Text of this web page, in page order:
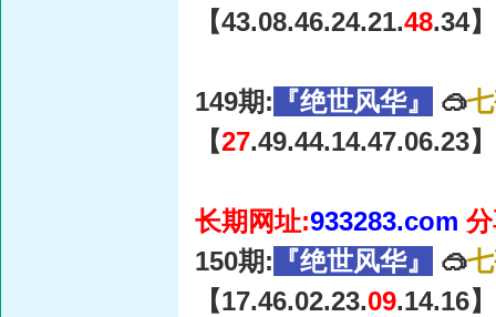
【43.08.46.24.21.48.34】
149期: 『绝世风华』 🥽
【27.49.44.14.47.06.23】
长期网址:933283.com
150期: 『绝世风华』 🥽
【17.46.02.23.09.14.16】